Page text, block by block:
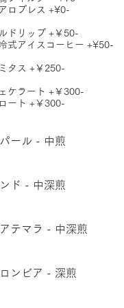
ロプレス +¥0-
ドリップ +￥50-
式アイスコーヒー +¥50-
タス +￥250-
ケラート +￥300-
ート +￥300-
ール - 中煎
ド - 中深煎
テマラ - 中深煎
ンビア - 深煎